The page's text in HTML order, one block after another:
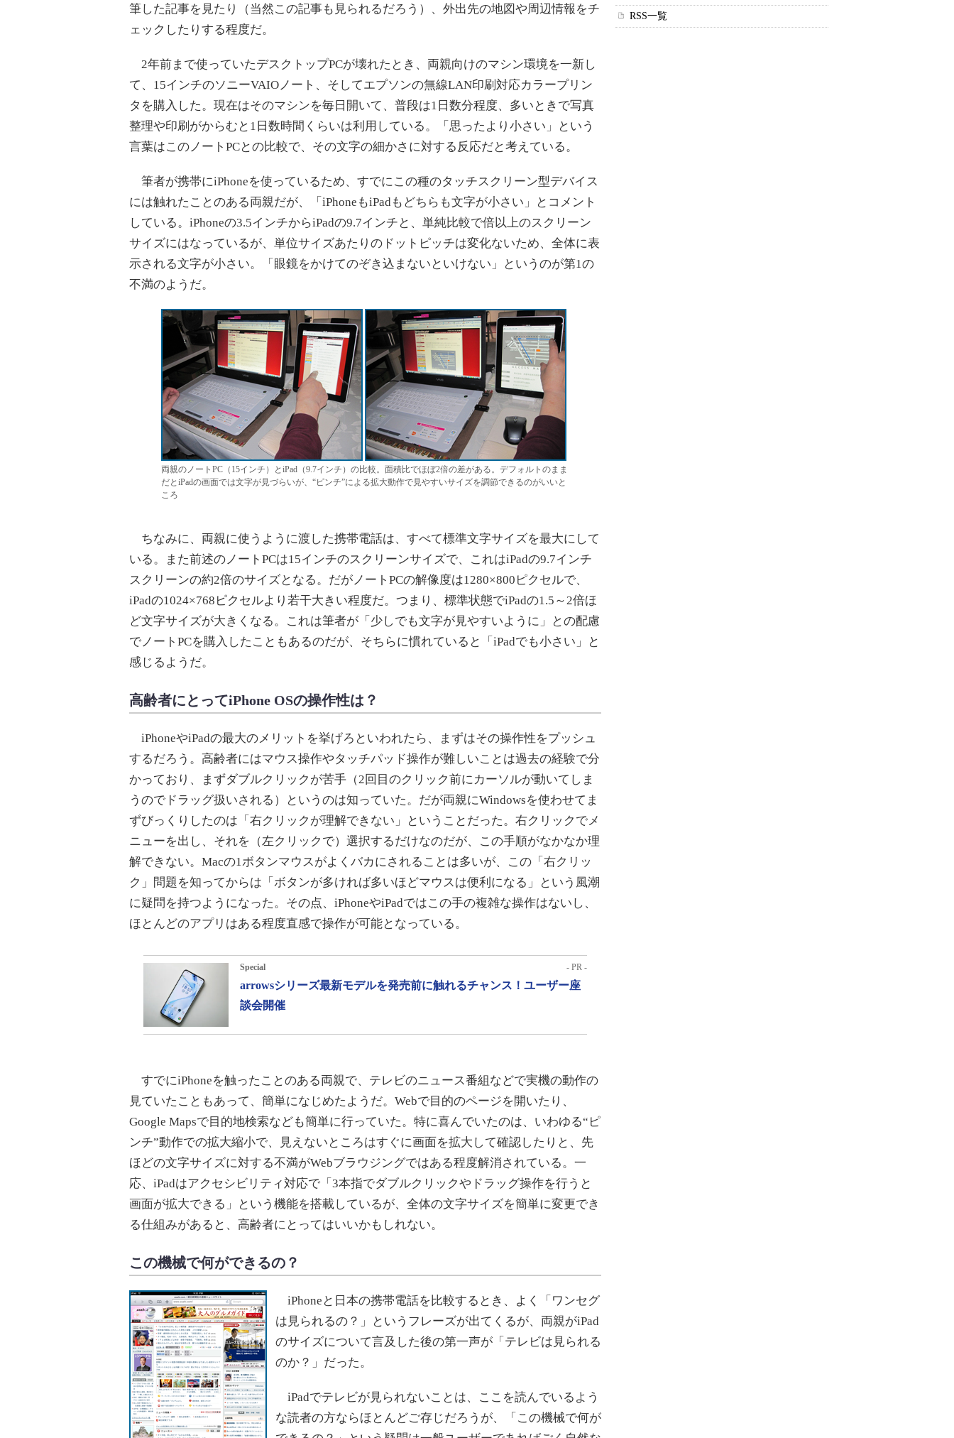
筆した記事を見たり（当然この記事も見られるだろう）、外出先の地図や周辺情報をチ
ェックしたりする程度だ。
2年前まで使っていたデスクトップPCが壊れたとき、両親向けのマシン環境を一新し
て、15インチのソニーVAIOノート、そしてエプソンの無線LAN印刷対応カラープリン
タを購入した。現在はそのマシンを毎日開いて、普段は1日数分程度、多いときで写真
整理や印刷がからむと1日数時間くらいは利用している。「思ったより小さい」という
言葉はこのノートPCとの比較で、その文字の細かさに対する反応だと考えている。
筆者が携帯にiPhoneを使っているため、すでにこの種のタッチスクリーン型デバイス
には触れたことのある両親だが、「iPhoneもiPadもどちらも文字が小さい」とコメント
している。iPhoneの3.5インチからiPadの9.7インチと、単純比較で倍以上のスクリーン
サイズにはなっているが、単位サイズあたりのドットピッチは変化ないため、全体に表
示される文字が小さい。「眼鏡をかけてのぞき込まないといけない」というのが第1の
不満のようだ。
両親のノートPC（15インチ）とiPad（9.7インチ）の比較。面積比でほぼ2倍の差がある。デフォルトのまま
だとiPadの画面では文字が見づらいが、“ピンチ”による拡大動作で見やすいサイズを調節できるのがいいと
ころ
ちなみに、両親に使うように渡した携帯電話は、すべて標準文字サイズを最大にして
いる。また前述のノートPCは15インチのスクリーンサイズで、これはiPadの9.7インチ
スクリーンの約2倍のサイズとなる。だがノートPCの解像度は1280×800ピクセルで、
iPadの1024×768ピクセルより若干大きい程度だ。つまり、標準状態でiPadの1.5～2倍ほ
ど文字サイズが大きくなる。これは筆者が「少しでも文字が見やすいように」との配慮
でノートPCを購入したこともあるのだが、そちらに慣れていると「iPadでも小さい」と
感じるようだ。
高齢者にとってiPhone OSの操作性は？
iPhoneやiPadの最大のメリットを挙げろといわれたら、まずはその操作性をプッシュ
するだろう。高齢者にはマウス操作やタッチパッド操作が難しいことは過去の経験で分
かっており、まずダブルクリックが苦手（2回目のクリック前にカーソルが動いてしま
うのでドラッグ扱いされる）というのは知っていた。だが両親にWindowsを使わせてま
ずびっくりしたのは「右クリックが理解できない」ということだった。右クリックでメ
ニューを出し、それを（左クリックで）選択するだけなのだが、この手順がなかなか理
解できない。Macの1ボタンマウスがよくバカにされることは多いが、この「右クリッ
ク」問題を知ってからは「ボタンが多ければ多いほどマウスは便利になる」という風潮
に疑問を持つようになった。その点、iPhoneやiPadではこの手の複雑な操作はないし、
ほとんどのアプリはある程度直感で操作が可能となっている。
Special - PR -
arrowsシリーズ最新モデルを発売前に触れるチャンス！ユーザー座
談会開催
すでにiPhoneを触ったことのある両親で、テレビのニュース番組などで実機の動作の
見ていたこともあって、簡単になじめたようだ。Webで目的のページを開いたり、
Google Mapsで目的地検索なども簡単に行っていた。特に喜んでいたのは、いわゆる“ピ
ンチ”動作での拡大縮小で、見えないところはすぐに画面を拡大して確認したりと、先
ほどの文字サイズに対する不満がWebブラウジングではある程度解消されている。一
応、iPadはアクセシビリティ対応で「3本指でダブルクリックやドラッグ操作を行うと
画面が拡大できる」という機能を搭載しているが、全体の文字サイズを簡単に変更でき
る仕組みがあると、高齢者にとってはいいかもしれない。
この機械で何ができるの？
iPhoneと日本の携帯電話を比較するとき、よく「ワンセグ
は見られるの？」というフレーズが出てくるが、両親がiPad
のサイズについて言及した後の第一声が「テレビは見られる
のか？」だった。
iPadでテレビが見られないことは、ここを読んでいるよう
な読者の方ならほとんどご存じだろうが、「この機械で何が
RSS一覧